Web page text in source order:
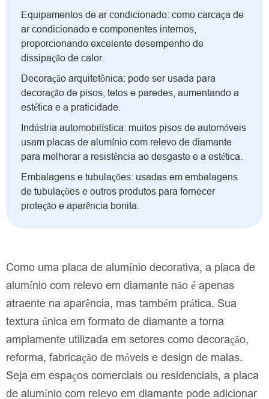
Equipamentos de ar condicionado: como carcaça de
ar condicionado e componentes internos,
proporcionando excelente desempenho de
dissipação de calor.
Decoração arquitetônica: pode ser usada para
decoração de pisos, tetos e paredes, aumentando a
estética e a praticidade.
Indústria automobilística: muitos pisos de automóveis
usam placas de alumínio com relevo de diamante
para melhorar a resistência ao desgaste e a estética.
Embalagens e tubulações: usadas em embalagens
de tubulações e outros produtos para fornecer
proteção e aparência bonita.
Como uma placa de alumínio decorativa, a placa de
alumínio com relevo em diamante não é apenas
atraente na aparência, mas também prática. Sua
textura única em formato de diamante a torna
amplamente utilizada em setores como decoração,
reforma, fabricação de móveis e design de malas.
Seja em espaços comerciais ou residenciais, a placa
de alumínio com relevo em diamante pode adicionar